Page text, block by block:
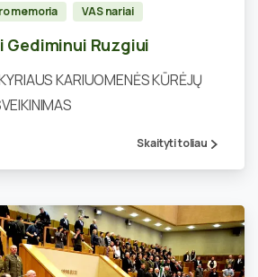
memoria VAS nariai
Ruzgiui
KARIUOMENĖS KŪRĖJŲ
Skaityti toliau